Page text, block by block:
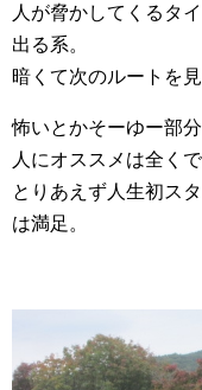
人が脅かしてくるタ
出る系。
暗くて次のルートを
怖いとかそーゆー部
人にオススメは全く
とりあえず人生初ス
は満足。